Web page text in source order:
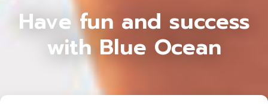
Have fun and success
with Blue Ocean